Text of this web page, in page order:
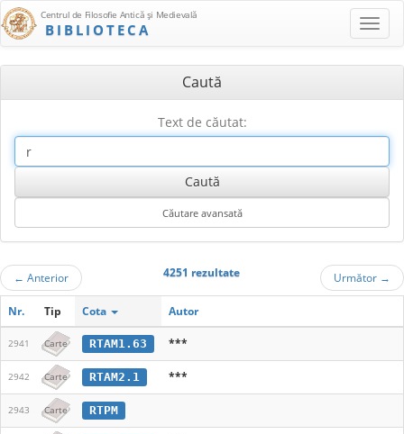
Centrul de Filosofie Antică şi Medievală
BIBLIOTECA
Caută
Text de căutat:
← Anterior 4251 rezultate Următor →
Nr. Tip Cota Autor
2941 Carte RTAM1.63 ***
2942 Carte RTAM2.1 ***
2943 Carte RTPM